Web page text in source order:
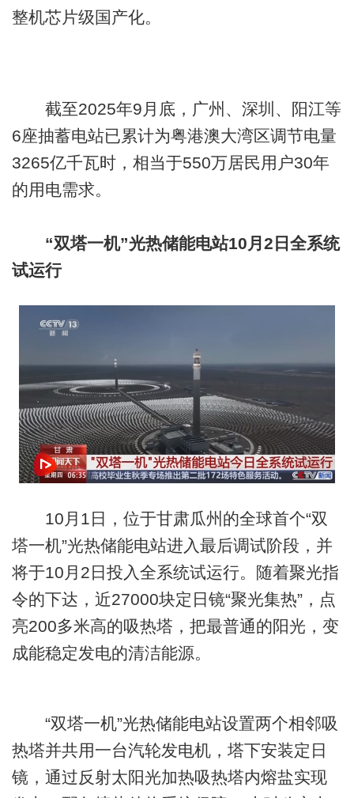
整机芯片级国产化。
截至2025年9月底，广州、深圳、阳江等
6座抽蓄电站已累计为粤港澳大湾区调节电量
3265亿千瓦时，相当于550万居民用户30年
的用电需求。
“双塔一机”光热储能电站10月2日全系统
试运行
10月1日，位于甘肃瓜州的全球首个“双
塔一机”光热储能电站进入最后调试阶段，并
将于10月2日投入全系统试运行。随着聚光指
令的下达，近27000块定日镜“聚光集热”，点
亮200多米高的吸热塔，把最普通的阳光，变
成能稳定发电的清洁能源。
“双塔一机”光热储能电站设置两个相邻吸
热塔并共用一台汽轮发电机，塔下安装定日
镜，通过反射太阳光加热吸热塔内熔盐实现